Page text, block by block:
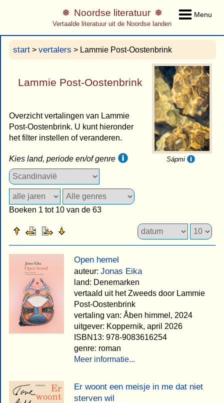
Menu
Noordse literatuur
Vertaalde literatuur uit de Noordse landen
start > vertalers > Lammie Post-Oostenbrink
Sápmi
Lammie Post-Oostenbrink
Overzicht vertalingen van Lammie
Post-Oostenbrink. U kunt hieronder
het filter instellen of veranderen.
Kies land, periode en/of genre
Boeken 1 tot 10 van de 63
Open hemel
auteur: Jonas Eika
land: Denemarken
vertaald uit het Zweeds door Lammie
Post-Oostenbrink
vertaling van: Åben himmel, 2024
uitgever: Koppernik, april 2026
ISBN13: 978-9083616254
genre: roman
Meer informatie...
Er woont een meisje in me dat niet
sterven wil